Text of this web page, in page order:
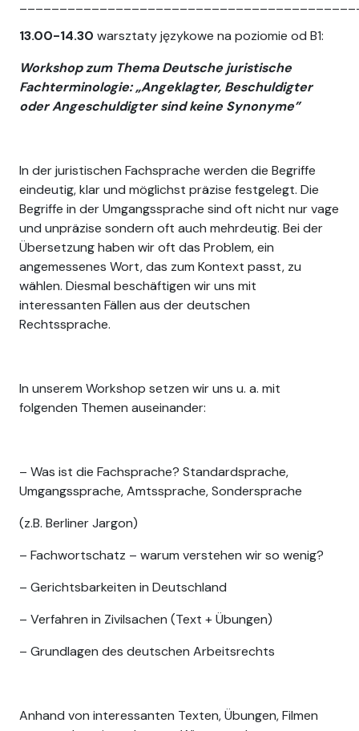
13.00-14.30 warsztaty językowe na poziomie od B1:
Workshop zum Thema Deutsche juristische
Fachterminologie: „Angeklagter, Beschuldigter
oder Angeschuldigter sind keine Synonyme”
In der juristischen Fachsprache werden die Begriffe
eindeutig, klar und möglichst präzise festgelegt. Die
Begriffe in der Umgangssprache sind oft nicht nur vage
und unpräzise sondern oft auch mehrdeutig. Bei der
Übersetzung haben wir oft das Problem, ein
angemessenes Wort, das zum Kontext passt, zu
wählen. Diesmal beschäftigen wir uns mit
interessanten Fällen aus der deutschen
Rechtssprache.
In unserem Workshop setzen wir uns u. a. mit
folgenden Themen auseinander:
– Was ist die Fachsprache? Standardsprache,
Umgangssprache, Amtssprache, Sondersprache
(z.B. Berliner Jargon)
– Fachwortschatz – warum verstehen wir so wenig?
– Gerichtsbarkeiten in Deutschland
– Verfahren in Zivilsachen (Text + Übungen)
– Grundlagen des deutschen Arbeitsrechts
Anhand von interessanten Texten, Übungen, Filmen